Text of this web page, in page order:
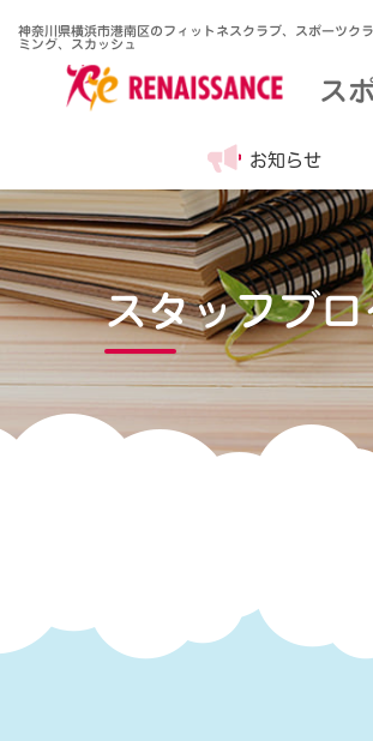
神奈川県横浜市港南区のフィットネスクラブ、スポーツク
ミング、スカッシュ
ス
お知らせ
スタッフブ